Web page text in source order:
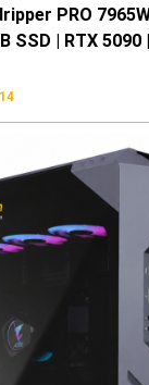
PRO
SSD | RTX